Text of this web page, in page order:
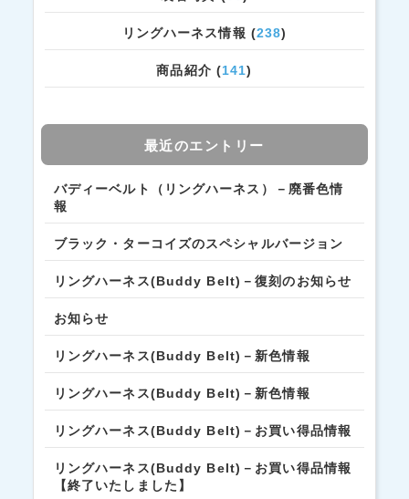
リングハーネス情報 (238)
商品紹介 (141)
最近のエントリー
バディーベルト（リングハーネス）－廃番色情
報
ブラック・ターコイズのスペシャルバージョン
リングハーネス(Buddy Belt)－復刻のお知らせ
お知らせ
リングハーネス(Buddy Belt)－新色情報
リングハーネス(Buddy Belt)－新色情報
リングハーネス(Buddy Belt)－お買い得品情報
リングハーネス(Buddy Belt)－お買い得品情報
【終了いたしました】